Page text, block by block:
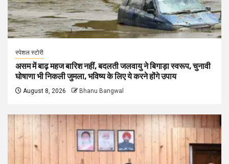
स्पेशल स्टोरी
असम में बाढ़ महज बारिश नहीं, बदलती जलवायु ने बिगाड़ा स्वरूप, चुनावी
घोषाणा भी निकली जुमला, भविष्य के लिए ये करने होंगे उपाय
August 8, 2026 Bhanu Bangwal